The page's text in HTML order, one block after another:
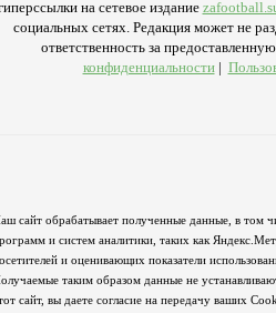
на сетевое издание
социальных сетях. Редакция может не
ответственность за
конфиденциальности|
сайт обрабатывает полученные данные, в том
и систем аналитики, таких как
и оценивающих показатели
таким образом данные не
сайт, вы даете согласие на передачу ваших